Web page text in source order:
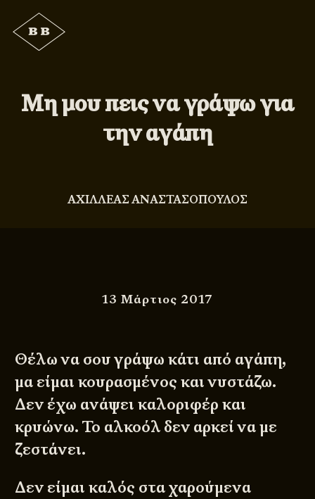
Μη μου πεις να γράψω για
την αγάπη
ΑΧΙΛΛΕΑΣ ΑΝΑΣΤΑΣΟΠΟΥΛΟΣ
13 Μάρτιος 2017
Θέλω να σου γράψω κάτι από αγάπη,
μα είμαι κουρασμένος και νυστάζω.
Δεν έχω ανάψει καλοριφέρ και
κρυώνω. Το αλκοόλ δεν αρκεί να με
ζεστάνει.
Δεν είμαι καλός στα χαρούμενα